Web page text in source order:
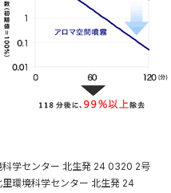
学センター 北生発 24 0320 2号
環境科学センター 北生発 24